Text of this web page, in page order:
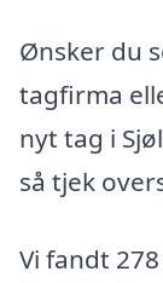
Ønsker du
tagfirma
nyt tag i
så tjek
Vi fandt